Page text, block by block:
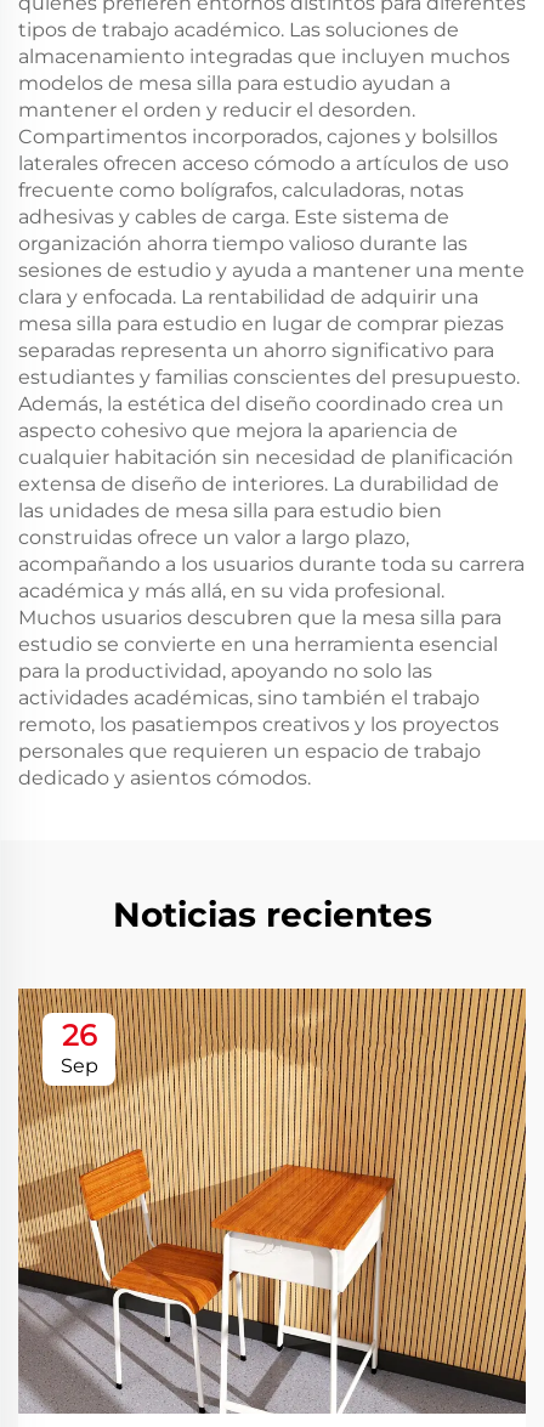
tipos de trabajo académico. Las soluciones de
almacenamiento integradas que incluyen muchos
modelos de mesa silla para estudio ayudan a
mantener el orden y reducir el desorden.
Compartimentos incorporados, cajones y bolsillos
laterales ofrecen acceso cómodo a artículos de uso
frecuente como bolígrafos, calculadoras, notas
adhesivas y cables de carga. Este sistema de
organización ahorra tiempo valioso durante las
sesiones de estudio y ayuda a mantener una mente
clara y enfocada. La rentabilidad de adquirir una
mesa silla para estudio en lugar de comprar piezas
separadas representa un ahorro significativo para
estudiantes y familias conscientes del presupuesto.
Además, la estética del diseño coordinado crea un
aspecto cohesivo que mejora la apariencia de
cualquier habitación sin necesidad de planificación
extensa de diseño de interiores. La durabilidad de
las unidades de mesa silla para estudio bien
construidas ofrece un valor a largo plazo,
acompañando a los usuarios durante toda su carrera
académica y más allá, en su vida profesional.
Muchos usuarios descubren que la mesa silla para
estudio se convierte en una herramienta esencial
para la productividad, apoyando no solo las
actividades académicas, sino también el trabajo
remoto, los pasatiempos creativos y los proyectos
personales que requieren un espacio de trabajo
dedicado y asientos cómodos.
Noticias recientes
26
Sep